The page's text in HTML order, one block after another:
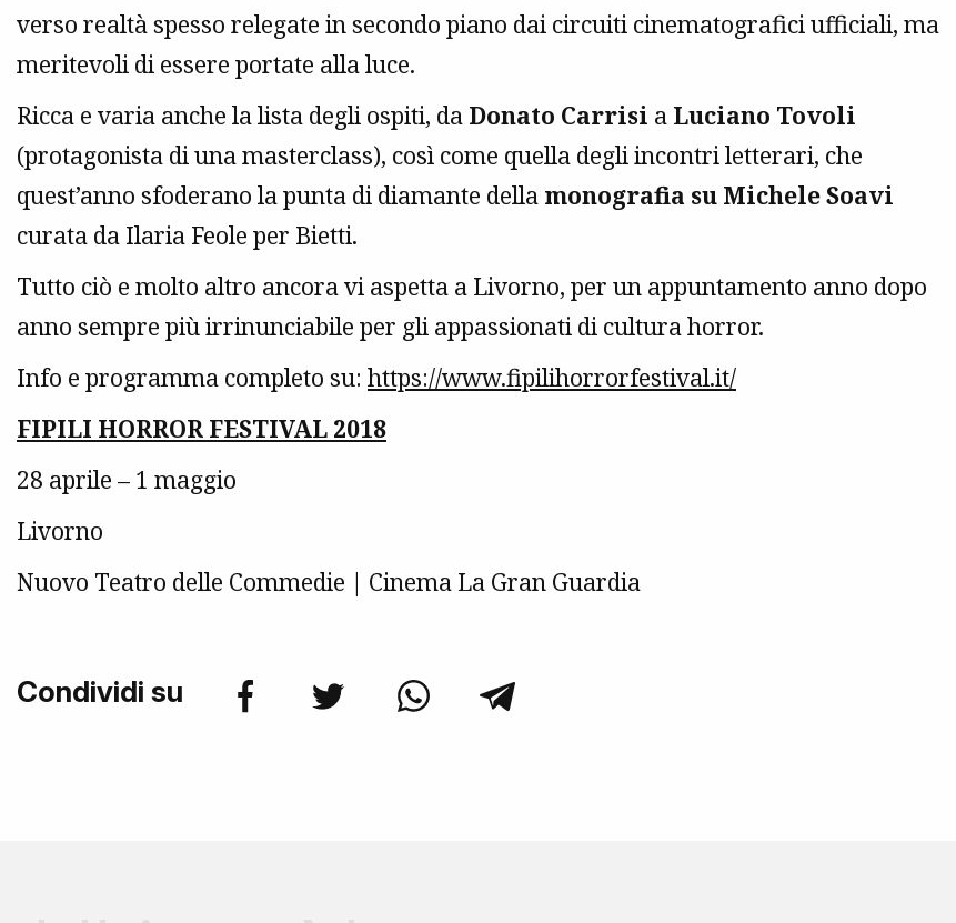
verso realtà spesso relegate in secondo piano dai circuiti cinematografici ufficiali, ma
meritevoli di essere portate alla luce.
Ricca e varia anche la lista degli ospiti, da Donato Carrisi a Luciano Tovoli
(protagonista di una masterclass), così come quella degli incontri letterari, che
quest’anno sfoderano la punta di diamante della monografia su Michele Soavi
curata da Ilaria Feole per Bietti.
Tutto ciò e molto altro ancora vi aspetta a Livorno, per un appuntamento anno dopo
anno sempre più irrinunciabile per gli appassionati di cultura horror.
Info e programma completo su: https://www.fipilihorrorfestival.it/
FIPILI HORROR FESTIVAL 2018
28 aprile – 1 maggio
Livorno
Nuovo Teatro delle Commedie | Cinema La Gran Guardia
Condividi su